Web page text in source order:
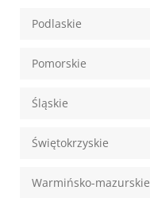
Podlaskie
Pomorskie
Śląskie
Świętokrzyskie
Warmińsko-mazurskie